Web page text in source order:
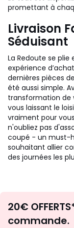
promettant à
Livraison
Séduisant
La Redoute se
expérience
dernières pièces
été aussi simple.
transformation
vous laissant le
vraiment pour
n'oubliez pas
coupé - un must-
souhaitant allier
des journées les
20€
commande.